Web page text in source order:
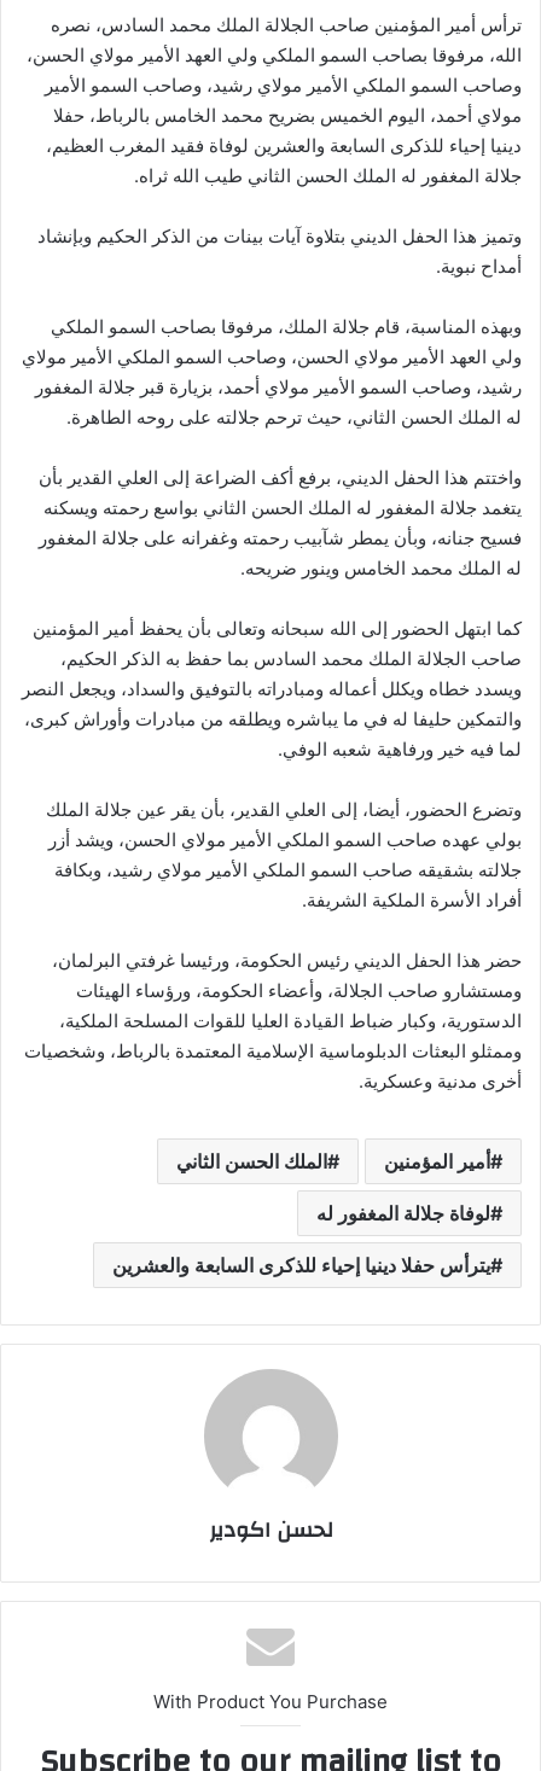
ترأس أمير المؤمنين صاحب الجلالة الملك محمد السادس، نصره
الله، مرفوقا بصاحب السمو الملكي ولي العهد الأمير مولاي الحسن،
وصاحب السمو الملكي الأمير مولاي رشيد، وصاحب السمو الأمير
مولاي أحمد، اليوم الخميس بضريح محمد الخامس بالرباط، حفلا
دينيا إحياء للذكرى السابعة والعشرين لوفاة فقيد المغرب العظيم،
جلالة المغفور له الملك الحسن الثاني طيب الله ثراه.
وتميز هذا الحفل الديني بتلاوة آيات بينات من الذكر الحكيم وبإنشاد
أمداح نبوية.
وبهذه المناسبة، قام جلالة الملك، مرفوقا بصاحب السمو الملكي
ولي العهد الأمير مولاي الحسن، وصاحب السمو الملكي الأمير مولاي
رشيد، وصاحب السمو الأمير مولاي أحمد، بزيارة قبر جلالة المغفور
له الملك الحسن الثاني، حيث ترحم جلالته على روحه الطاهرة.
واختتم هذا الحفل الديني، برفع أكف الضراعة إلى العلي القدير بأن
يتغمد جلالة المغفور له الملك الحسن الثاني بواسع رحمته ويسكنه
فسيح جنانه، وبأن يمطر شآبيب رحمته وغفرانه على جلالة المغفور
له الملك محمد الخامس وينور ضريحه.
كما ابتهل الحضور إلى الله سبحانه وتعالى بأن يحفظ أمير المؤمنين
صاحب الجلالة الملك محمد السادس بما حفظ به الذكر الحكيم،
ويسدد خطاه ويكلل أعماله ومبادراته بالتوفيق والسداد، ويجعل النصر
والتمكين حليفا له في ما يباشره ويطلقه من مبادرات وأوراش كبرى،
لما فيه خير ورفاهية شعبه الوفي.
وتضرع الحضور، أيضا، إلى العلي القدير، بأن يقر عين جلالة الملك
بولي عهده صاحب السمو الملكي الأمير مولاي الحسن، ويشد أزر
جلالته بشقيقه صاحب السمو الملكي الأمير مولاي رشيد، وبكافة
أفراد الأسرة الملكية الشريفة.
حضر هذا الحفل الديني رئيس الحكومة، ورئيسا غرفتي البرلمان،
ومستشارو صاحب الجلالة، وأعضاء الحكومة، ورؤساء الهيئات
الدستورية، وكبار ضباط القيادة العليا للقوات المسلحة الملكية،
وممثلو البعثات الدبلوماسية الإسلامية المعتمدة بالرباط، وشخصيات
أخرى مدنية وعسكرية.
أمير المؤمنين الملك الحسن الثاني
لوفاة جلالة المغفور له
يترأس حفلا دينيا إحياء للذكرى السابعة والعشرين
لحسن اكودير
With Product You Purchase